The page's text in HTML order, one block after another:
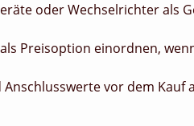
oder Wechselrichter als
als Preisoption einordnen,
vor dem Kauf